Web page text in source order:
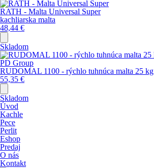
RATH - Malta Universal Super
kachliarska malta
48,44 €
Skladom
PD Group
RUDOMAL 1100 - rýchlo tuhnúca malta 25 kg
55,35 €
Skladom
Úvod
Kachle
Pece
Perlit
Eshop
Predaj
O nás
Kontakt